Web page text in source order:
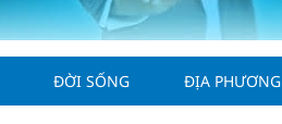
ĐỜI SỐNG ĐỊA PHƯƠNG